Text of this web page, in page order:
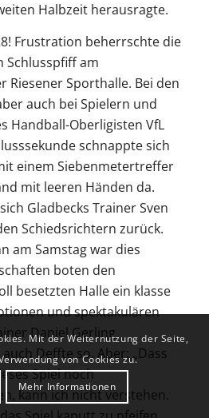
Halbzeit herausragte.
Frustration beherrschte die
Schlusspfiff am
Riesener Sporthalle. Bei den
auch bei Spielern und
Handball-Oberligisten VfL
schnappte sich
einem Siebenmetertreffer
mit leeren Händen da.
Gladbecks Trainer Sven
Schiedsrichtern zurück.
am Samstag war dies
boten den
besetzten Halle ein klasse
und spektakulären
Daniel Gerling
Deffte so. Aber: „Dass
Spiel noch
kann ich nicht verstehen.
Mit der Weiternutzung der Seite,
von Cookies zu.
Mehr Informationen